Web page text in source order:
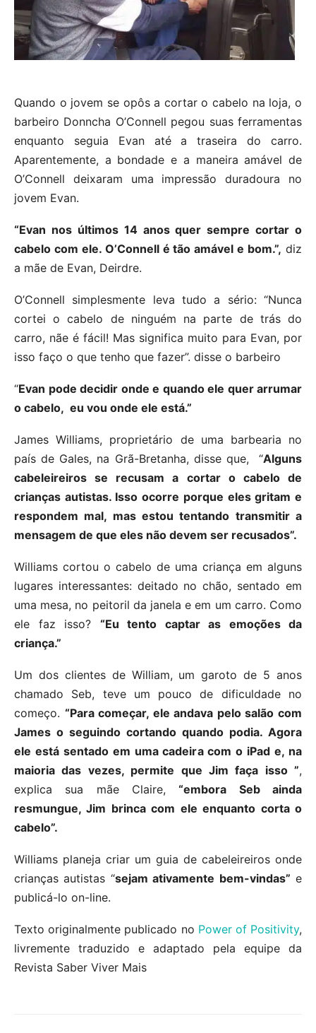
Quando o jovem se opôs a cortar o cabelo na loja, o
barbeiro Donncha O’Connell pegou suas ferramentas
enquanto seguia Evan até a traseira do carro.
Aparentemente, a bondade e a maneira amável de
O’Connell deixaram uma impressão duradoura no
jovem Evan.
“Evan nos últimos 14 anos quer sempre cortar o
cabelo com ele. O’Connell é tão amável e bom.”, diz
a mãe de Evan, Deirdre.
O’Connell simplesmente leva tudo a sério: “Nunca
cortei o cabelo de ninguém na parte de trás do
carro, nãe é fácil! Mas significa muito para Evan, por
isso faço o que tenho que fazer”. disse o barbeiro
“Evan pode decidir onde e quando ele quer arrumar
o cabelo, eu vou onde ele está.”
James Williams, proprietário de uma barbearia no
país de Gales, na Grã-Bretanha, disse que, “Alguns
cabeleireiros se recusam a cortar o cabelo de
crianças autistas. Isso ocorre porque eles gritam e
respondem mal, mas estou tentando transmitir a
mensagem de que eles não devem ser recusados”.
Williams cortou o cabelo de uma criança em alguns
lugares interessantes: deitado no chão, sentado em
uma mesa, no peitoril da janela e em um carro. Como
ele faz isso? “Eu tento captar as emoções da
criança.”
Um dos clientes de William, um garoto de 5 anos
chamado Seb, teve um pouco de dificuldade no
começo. “Para começar, ele andava pelo salão com
James o seguindo cortando quando podia. Agora
ele está sentado em uma cadeira com o iPad e, na
maioria das vezes, permite que Jim faça isso ”,
explica sua mãe Claire,“embora Seb ainda
resmungue, Jim brinca com ele enquanto corta o
cabelo”.
Williams planeja criar um guia de cabeleireiros onde
crianças autistas “sejam ativamente bem-vindas” e
publicá-lo on-line.
Texto originalmente publicado no Power of Positivity,
livremente traduzido e adaptado pela equipe da
Revista Saber Viver Mais